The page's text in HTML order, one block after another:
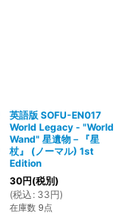
英語版 SOFU-EN017
World Legacy - "World
Wand" 星遺物－『星
杖』 (ノーマル) 1st
Edition
30円(税別)
(税込 : 33円)
在庫数 9点